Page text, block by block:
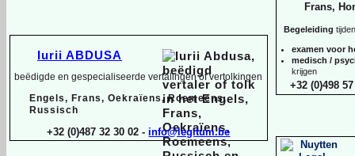
Frans,
Begeleiding
examen voor
medisch /
krijgen
+32 (0)498
Iurii ABDUSA
beëdigde en gespecialiseerde vertalingen of vertolkingen
Engels, Frans, Oekraïens, Roemeens,
Russisch
+32 (0)487 32 30 02 - info@legitum.be